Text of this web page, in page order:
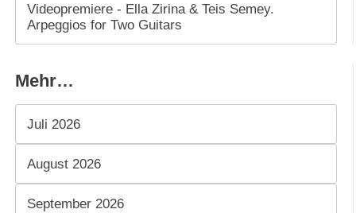
Videopremiere - Ella Zirina & Teis Semey.
Arpeggios for Two Guitars
Mehr…
Juli 2026
August 2026
September 2026